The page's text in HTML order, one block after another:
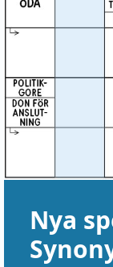
Nya